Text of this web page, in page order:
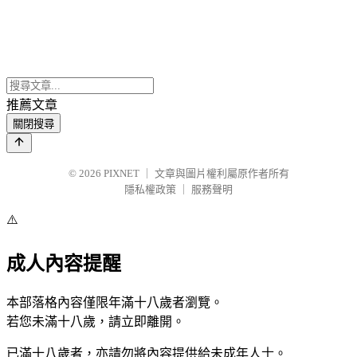
推薦文章
關閉搜尋
© 2026 PIXNET
文章與圖片權利屬原作者所有
隱私權政策
服務聲明
⚠️
成人內容提醒
本部落格內容僅限年滿十八歲者瀏覽。
若您未滿十八歲，請立即離開。
已滿十八歲者，亦請勿將內容提供給未成年人士。